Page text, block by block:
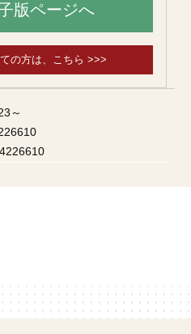
版ページへ
の方は、こちら >>>
～